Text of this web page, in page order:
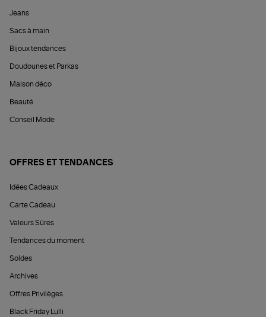
Jeans
Sacs à main
Bijoux tendances
Doudounes et Parkas
Maison déco
Beauté
Conseil Mode
OFFRES ET TENDANCES
Idées Cadeaux
Carte Cadeau
Valeurs Sûres
Tendances du moment
Soldes
Archives
Offres Privilèges
Black Friday Lulli